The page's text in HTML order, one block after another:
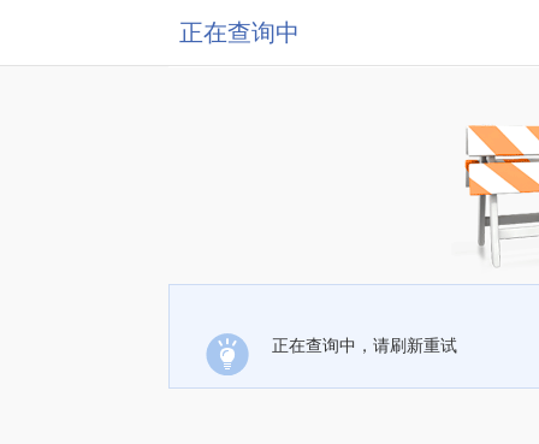
正在查询中
正在查询中，请刷新重试